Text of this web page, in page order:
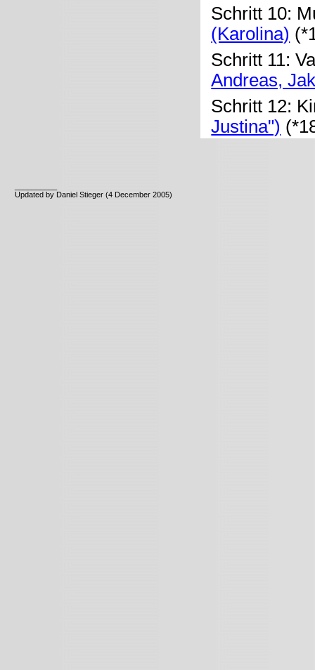
Schritt 10:
(Karolina)
Schritt 11:
Andreas,
Schritt 12:
Justina")
Updated by Daniel Stieger (4 December 2005)